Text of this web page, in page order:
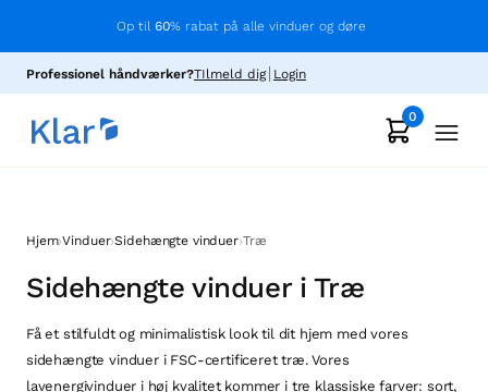
Op til 60% rabat på alle vinduer og døre
Professionel håndværker?TIlmeld dig Login
0
Hjem›Vinduer›Sidehængte vinduer›Træ
Sidehængte vinduer i Træ
Få et stilfuldt og minimalistisk look til dit hjem med vores
sidehængte vinduer i FSC-certificeret træ. Vores
lavenergivinduer i høj kvalitet kommer i tre klassiske farver: sort,